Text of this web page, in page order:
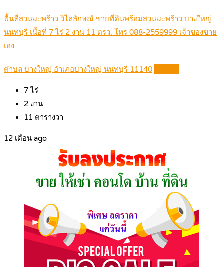
พื้นที่สวนมะพร้าว วิไลลักษณ์ ขายที่ดินพร้อมสวนมะพร้าว บางใหญ่
นนทบุรี เนื้อที่ 7 ไร่ 2 งาน 11 ตรว. โทร 088-2559999 เจ้าของขาย
เอง
ตำบล บางใหญ่ อำเภอบางใหญ่ นนทบุรี 11140
7ไร่
2 งาน
11 ตารางวา
12 เดือน ago